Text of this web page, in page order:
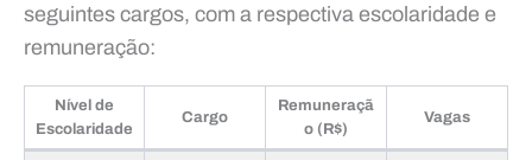
seguintes cargos, com a respectiva escolaridade e
remuneração:
Nível de
Escolaridade
Cargo
Remuneraçã
o (R$)
Vagas